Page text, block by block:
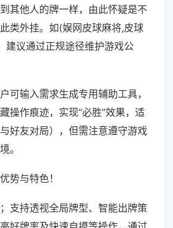
其他人的牌一样，由此怀疑是不
类外挂。如(娱网皮球麻将,皮球
建议通过正规途径维护游戏公
可输入需求生成专用辅助工具，
操作痕迹，实现“必胜”效果，适
好友对局），但需注意遵守游戏
。
势与特色！
支持透视全局牌型、智能出牌策